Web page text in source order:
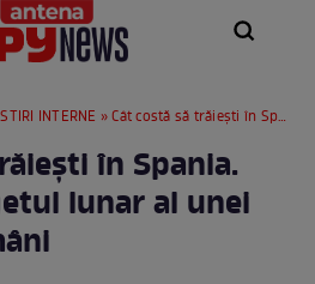
STIRI INTERNE » Cât costă să trăiești în Spania. Care este bugetul lunar al unei familii de români
în Spania.
lunar al unei